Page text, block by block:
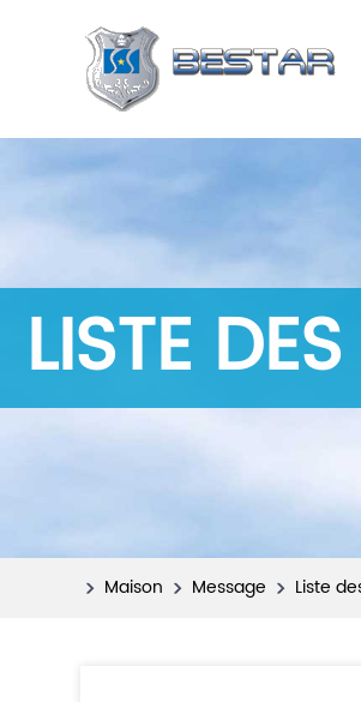
LISTE
Maison Message Liste